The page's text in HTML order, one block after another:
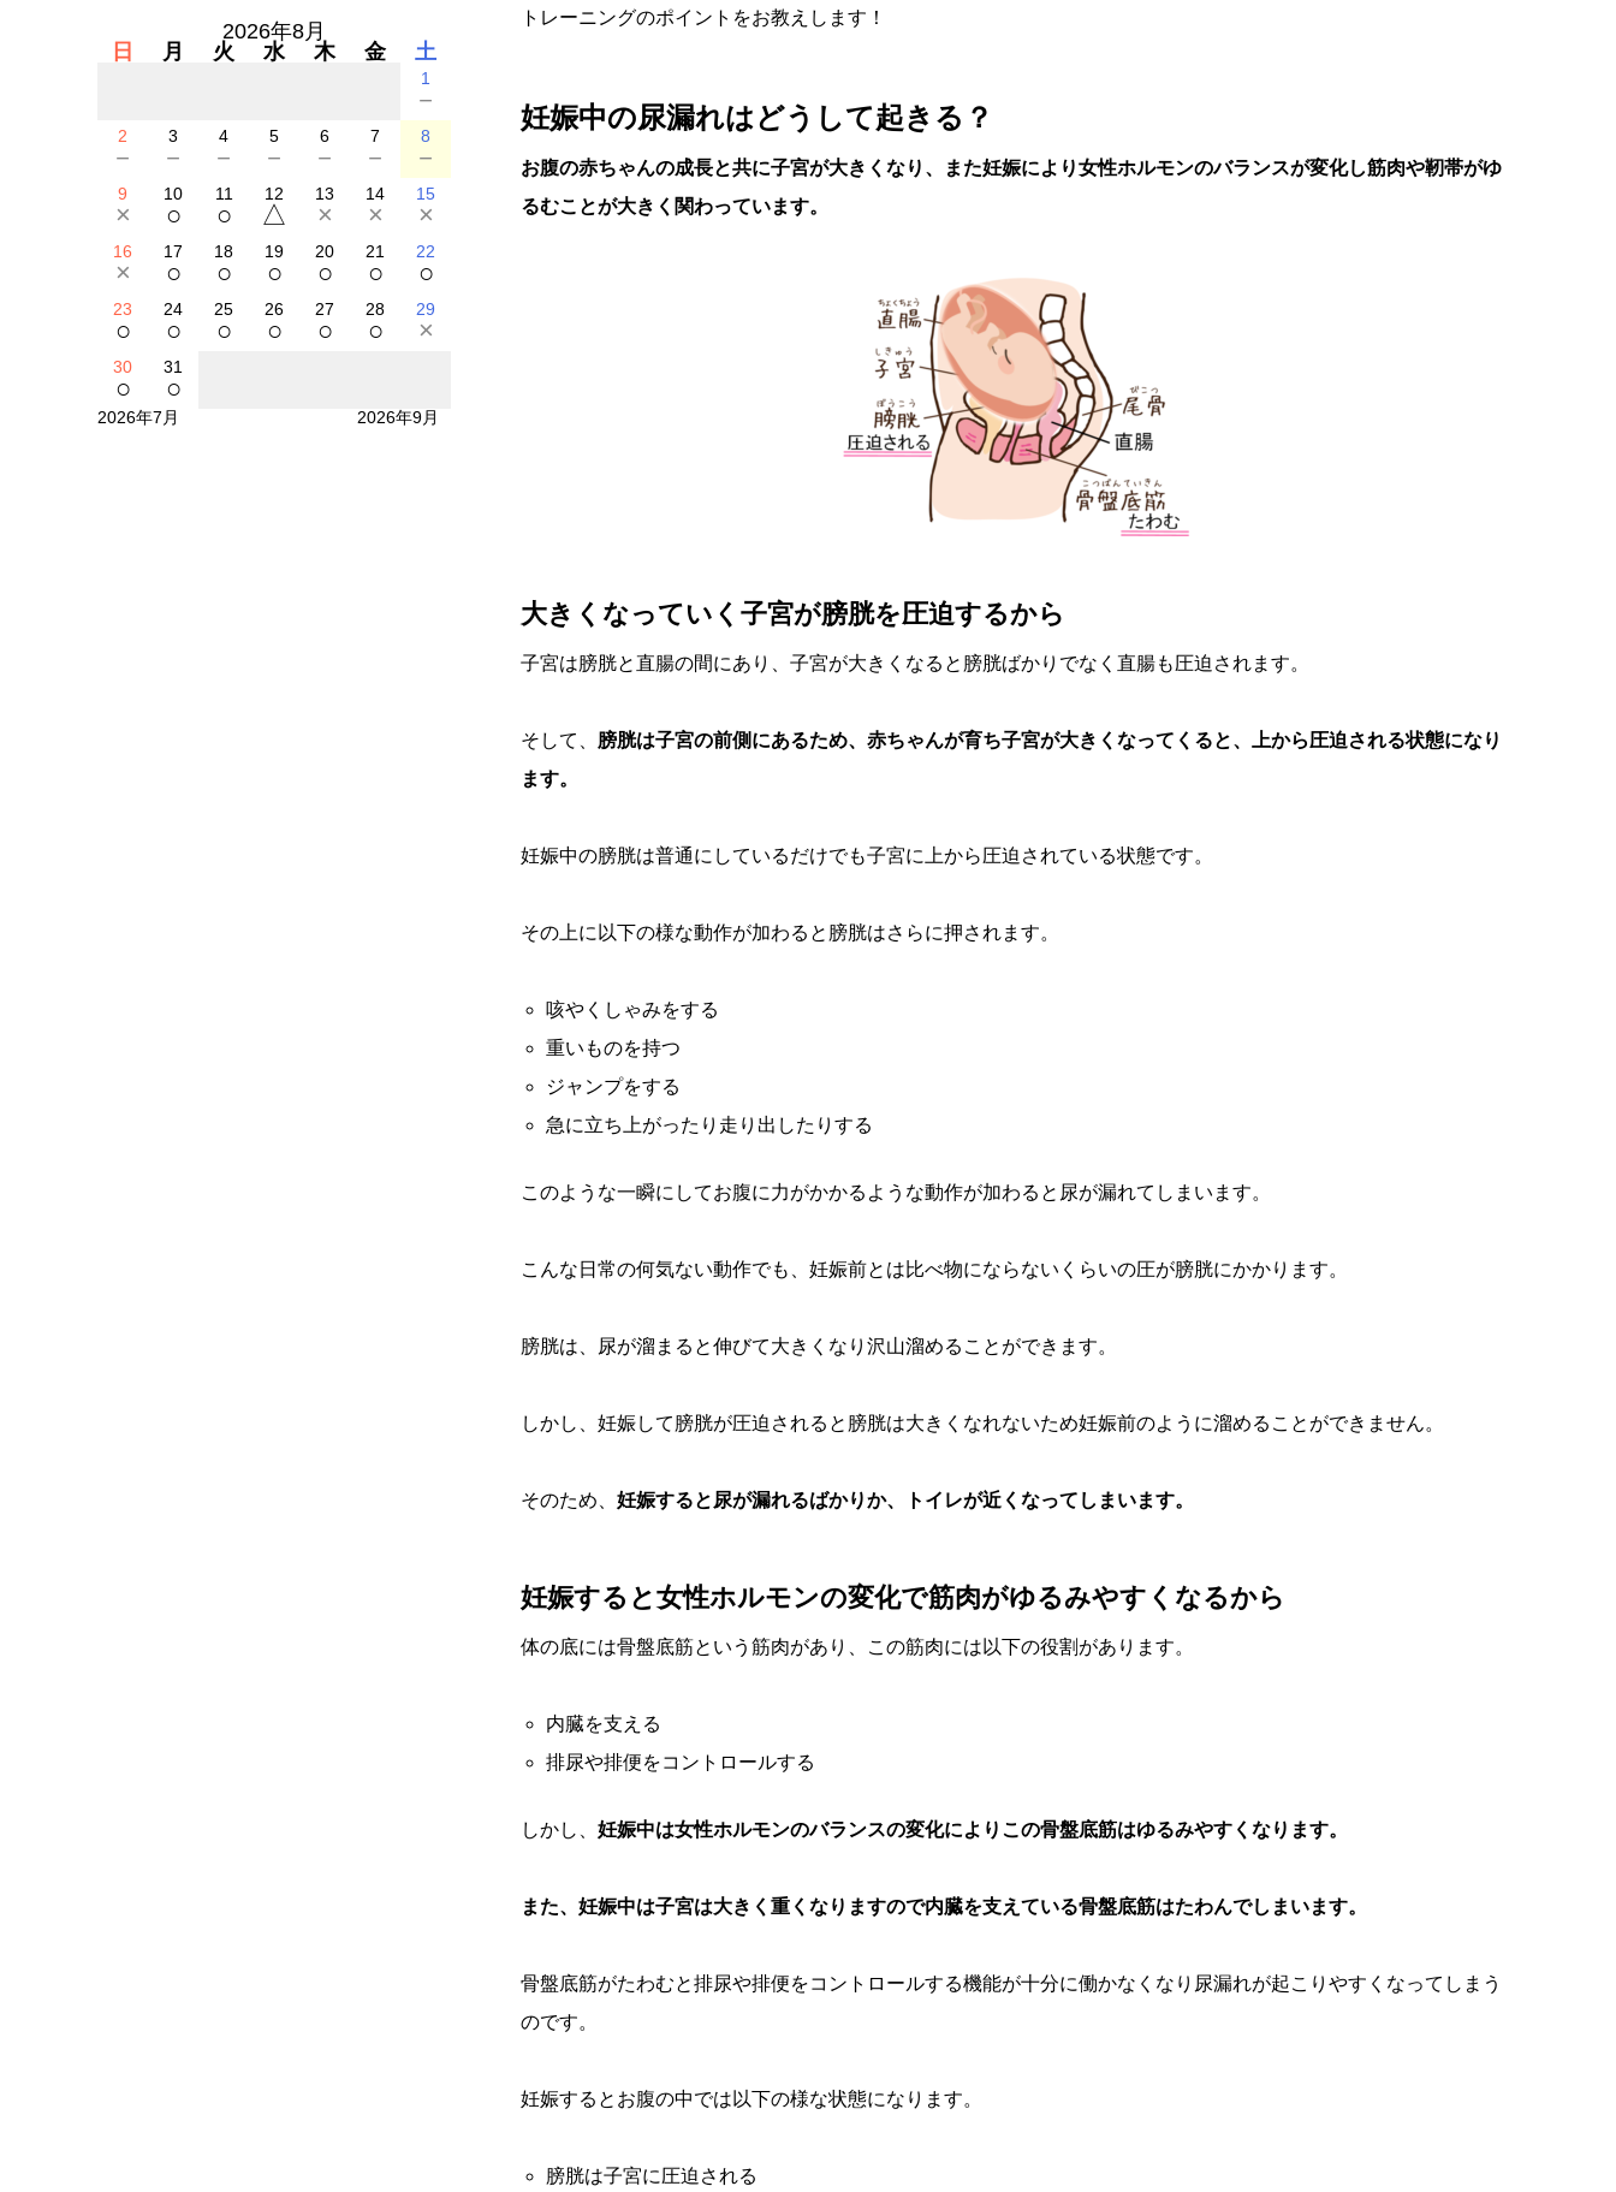
トレーニングのポイントをお教えします！
妊娠中の尿漏れはどうして起きる？
お腹の赤ちゃんの成長と共に子宮が大きくなり、また妊娠により女性ホルモンのバランスが変化し筋肉や靭帯がゆ
るむことが大きく関わっています。
大きくなっていく子宮が膀胱を圧迫するから
子宮は膀胱と直腸の間にあり、子宮が大きくなると膀胱ばかりでなく直腸も圧迫されます。
そして、 膀胱は子宮の前側にあるため、赤ちゃんが育ち子宮が大きくなってくると、上から圧迫される状態になり
ます。
妊娠中の膀胱は普通にしているだけでも子宮に上から圧迫されている状態です。
その上に以下の様な動作が加わると膀胱はさらに押されます。
咳やくしゃみをする
重いものを持つ
ジャンプをする
急に立ち上がったり走り出したりする
このような一瞬にしてお腹に力がかかるような動作が加わると尿が漏れてしまいます。
こんな日常の何気ない動作でも、妊娠前とは比べ物にならないくらいの圧が膀胱にかかります。
膀胱は、尿が溜まると伸びて大きくなり沢山溜めることができます。
しかし、妊娠して膀胱が圧迫されると膀胱は大きくなれないため妊娠前のように溜めることができません。
そのため、 妊娠すると尿が漏れるばかりか、トイレが近くなってしまいます。
妊娠すると女性ホルモンの変化で筋肉がゆるみやすくなるから
体の底には骨盤底筋という筋肉があり、この筋肉には以下の役割があります。
内臓を支える
排尿や排便をコントロールする
しかし、 妊娠中は女性ホルモンのバランスの変化によりこの骨盤底筋はゆるみやすくなります。
また、妊娠中は子宮は大きく重くなりますので内臓を支えている骨盤底筋はたわんでしまいます。
骨盤底筋がたわむと排尿や排便をコントロールする機能が十分に働かなくなり尿漏れが起こりやすくなってしまう
のです。
妊娠するとお腹の中では以下の様な状態になります。
膀胱は子宮に圧迫される
2026年8月
日
月 火 水 木 金 土
1
－
2
－
3
－
4
－
5
－
6
－
7
－
8
－
9
×
10
○
11
○
12
△
13
×
14
×
15
×
16
×
17
○
18
○
19
○
20
○
21
○
22
○
23
○
24
○
25
○
26
○
27
○
28
○
29
×
30
○
31
○
2026年7月 2026年9月